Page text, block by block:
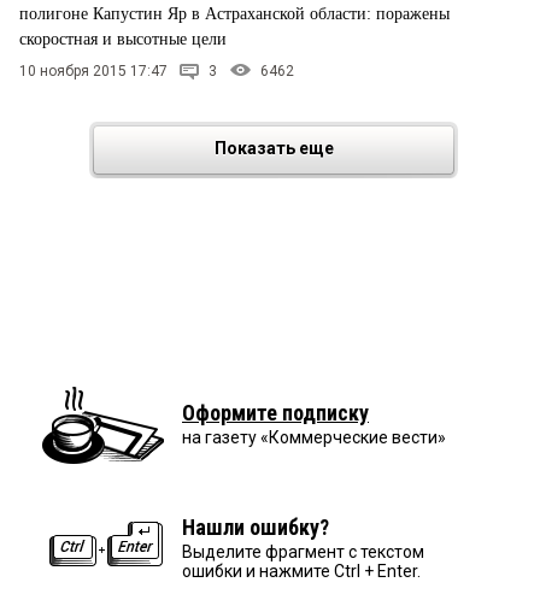
полигоне Капустин Яр в Астраханской области: поражены
скоростная и высотные цели
10 ноября 2015 17:47 3 6462
Показать еще
Оформите подписку
на газету «Коммерческие вести»
Нашли ошибку?
Выделите фрагмент с текстом
ошибки и нажмите Ctrl + Enter.